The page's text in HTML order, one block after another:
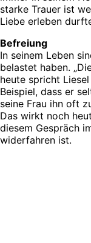
starke Trauer ist
Liebe erleben
Befreiung
In seinem Leben
belastet haben.
heute spricht
Beispiel, dass er
seine Frau ihn oft
Das wirkt noch
diesem Gespräch
widerfahren ist.